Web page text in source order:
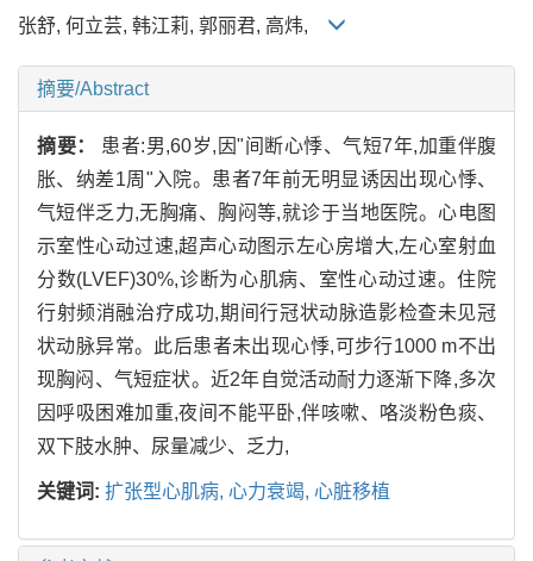
张舒, 何立芸, 韩江莉, 郭丽君, 高炜,
摘要/Abstract
摘要：
患者:男,60岁,因"间断心悸、气短7年,加重伴腹
胀、纳差1周"入院。患者7年前无明显诱因出现心悸、
气短伴乏力,无胸痛、胸闷等,就诊于当地医院。心电图
示室性心动过速,超声心动图示左心房增大,左心室射血
分数(LVEF)30%,诊断为心肌病、室性心动过速。住院
行射频消融治疗成功,期间行冠状动脉造影检查未见冠
状动脉异常。此后患者未出现心悸,可步行1000 m不出
现胸闷、气短症状。近2年自觉活动耐力逐渐下降,多次
因呼吸困难加重,夜间不能平卧,伴咳嗽、咯淡粉色痰、
双下肢水肿、尿量减少、乏力,
关键词: 扩张型心肌病, 心力衰竭, 心脏移植